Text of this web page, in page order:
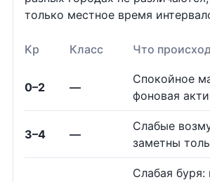
только местное время
Kp Класс Что
0–2 —
Спокойное
фоновая
3–4 —
Слабые
заметны
Слабая